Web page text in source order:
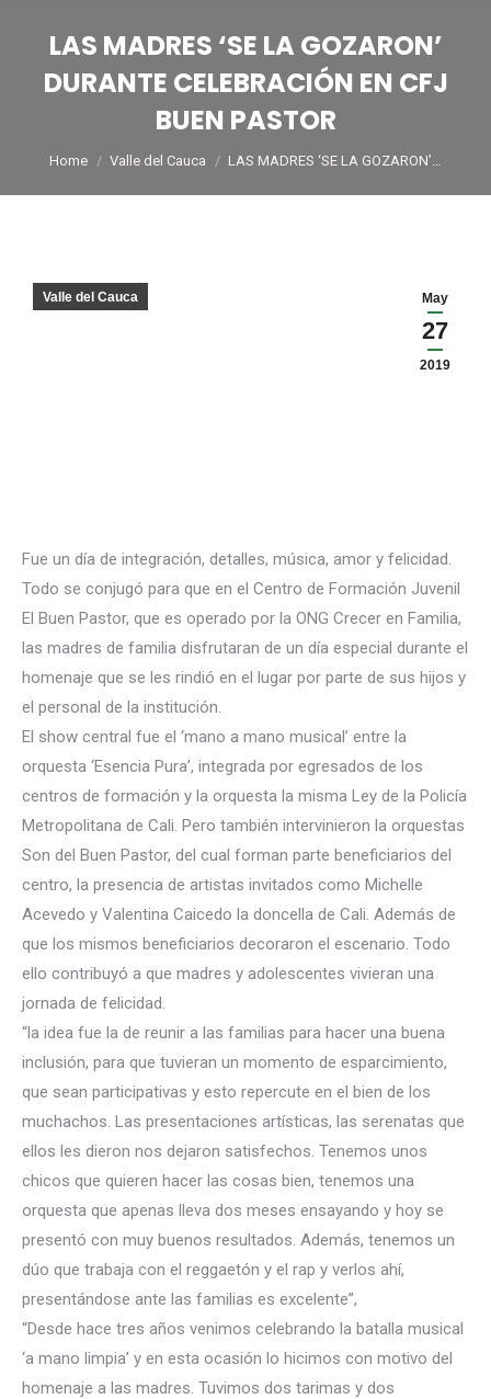
LAS MADRES ‘SE LA GOZARON’
DURANTE CELEBRACIÓN EN CFJ
BUEN PASTOR
You are here:
Home Valle del Cauca LAS MADRES ‘SE LA GOZARON’…
May
27
2019
Valle del Cauca
Fue un día de integración, detalles, música, amor y felicidad.
Todo se conjugó para que en el Centro de Formación Juvenil
El Buen Pastor, que es operado por la ONG Crecer en Familia,
las madres de familia disfrutaran de un día especial durante el
homenaje que se les rindió en el lugar por parte de sus hijos y
el personal de la institución.
El show central fue el ‘mano a mano musical’ entre la
orquesta ‘Esencia Pura’, integrada por egresados de los
centros de formación y la orquesta la misma Ley de la Policía
Metropolitana de Cali. Pero también intervinieron la orquestas
Son del Buen Pastor, del cual forman parte beneficiarios del
centro, la presencia de artistas invitados como Michelle
Acevedo y Valentina Caicedo la doncella de Cali. Además de
que los mismos beneficiarios decoraron el escenario. Todo
ello contribuyó a que madres y adolescentes vivieran una
jornada de felicidad.
“la idea fue la de reunir a las familias para hacer una buena
inclusión, para que tuvieran un momento de esparcimiento,
que sean participativas y esto repercute en el bien de los
muchachos. Las presentaciones artísticas, las serenatas que
ellos les dieron nos dejaron satisfechos. Tenemos unos
chicos que quieren hacer las cosas bien, tenemos una
orquesta que apenas lleva dos meses ensayando y hoy se
presentó con muy buenos resultados. Además, tenemos un
dúo que trabaja con el reggaetón y el rap y verlos ahí,
presentándose ante las familias es excelente”,
“Desde hace tres años venimos celebrando la batalla musical
‘a mano limpia’ y en esta ocasión lo hicimos con motivo del
homenaje a las madres. Tuvimos dos tarimas y dos